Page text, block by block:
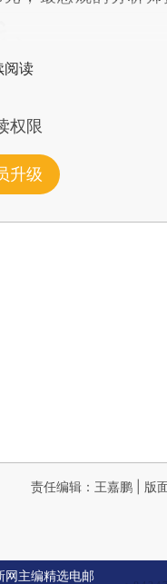
阅读
权限
升级
责任编辑：王嘉鹏 | 版
网主编精选电邮